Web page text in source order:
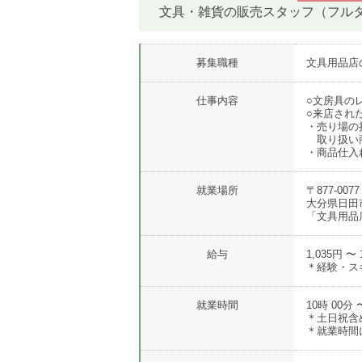
文具・雑貨の販売スタッフ（フル
募集職種 文具用品店
仕事内容
○文房具の
○来店され
・売り場
取り扱い
・商品仕
就業場所
〒877-0077
大分県日
「文具用
給与
1,035円 〜
＊経験・
就業時間
10時 00分
＊土日祝
＊就業時